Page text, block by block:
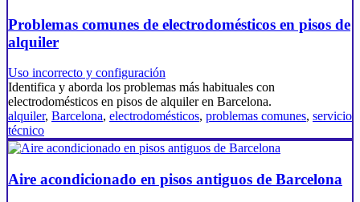
Problemas comunes de electrodomésticos en pisos de
alquiler
Uso incorrecto y configuración
Identifica y aborda los problemas más habituales con
electrodomésticos en pisos de alquiler en Barcelona.
alquiler, Barcelona, electrodomésticos, problemas comunes, servicio
técnico
Aire acondicionado en pisos antiguos de Barcelona